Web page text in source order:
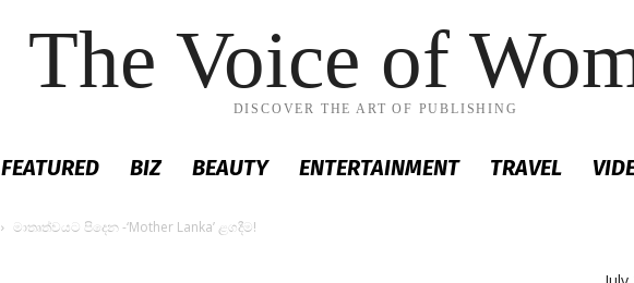
The Voice of
DISCOVER THE ART OF PUBLISHING
FEATURED BIZ BEAUTY ENTERTAINMENT TRAVEL
මාතෘත්වයට පිදෙන -‘Mother Lanka’ ළගදීම!